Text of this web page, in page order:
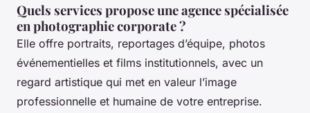
Quels services propose une agence spécialisée
en photographie corporate ?
Elle offre portraits, reportages d’équipe, photos
événementielles et films institutionnels, avec un
regard artistique qui met en valeur l’image
professionnelle et humaine de votre entreprise.